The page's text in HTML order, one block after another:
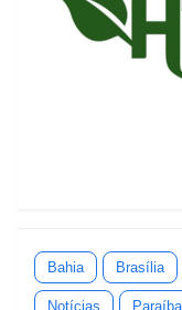
Bahia Brasília
Notícias Paraíba